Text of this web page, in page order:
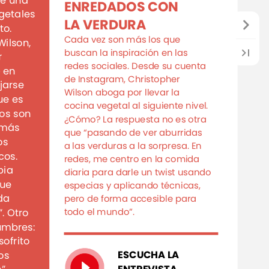
ESCUCHA LA
ENREDADOSCON
LAVERDURA
Cada vez son más los que
buscan la inspiración en las
redes sociales. Desde su cuenta
de Instagram,Christopher
Wilson aboga por llevar la
cocina vegetalal siguiente nivel.
¿Cómo? La respuesta noesotra
que “pasando dever aburridas
a las verduras a la sorpresa. En
redes, mecentro en la comida
diaria para darle un twist usando
especias y aplicando técnicas,
pero de forma accesible para
todo el mundo”.
en
es
son
Otro
sofrito